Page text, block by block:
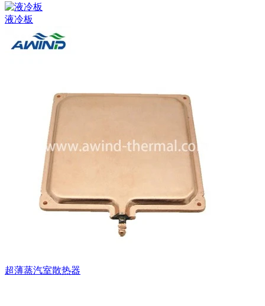
液冷板
超薄蒸汽室散热器